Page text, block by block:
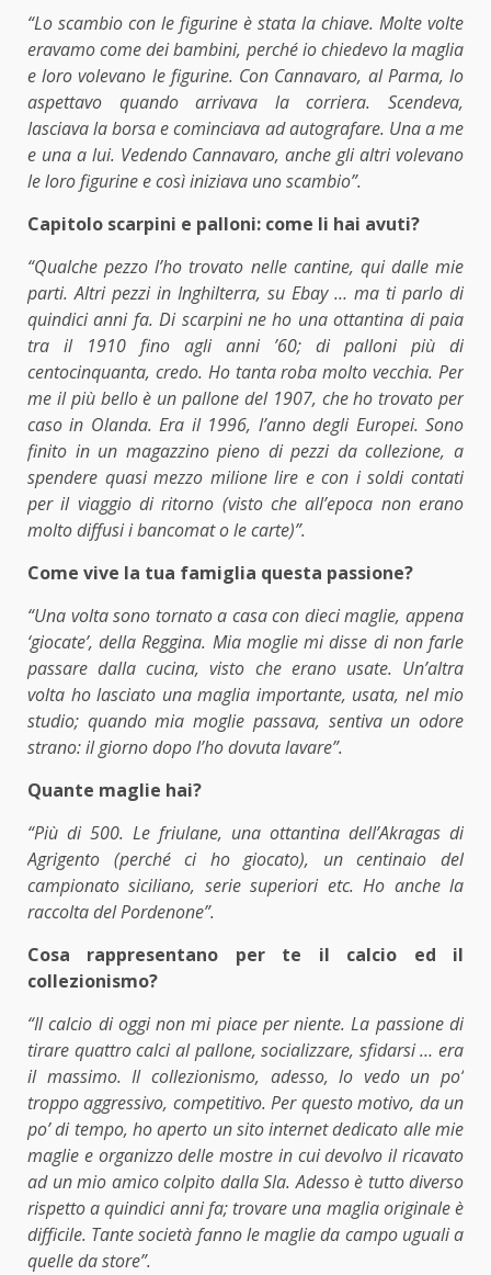
“Lo scambio con le figurine è stata la chiave. Molte volte
eravamo come dei bambini, perché io chiedevo la maglia
e loro volevano le figurine. Con Cannavaro, al Parma, lo
aspettavo quando arrivava la corriera. Scendeva,
lasciava la borsa e cominciava ad autografare. Una a me
e una a lui. Vedendo Cannavaro, anche gli altri volevano
le loro figurine e così iniziava uno scambio”.
Capitolo scarpini e palloni: come li hai avuti?
“Qualche pezzo l’ho trovato nelle cantine, qui dalle mie
parti. Altri pezzi in Inghilterra, su Ebay … ma ti parlo di
quindici anni fa. Di scarpini ne ho una ottantina di paia
tra il 1910 fino agli anni ’60; di palloni più di
centocinquanta, credo. Ho tanta roba molto vecchia. Per
me il più bello è un pallone del 1907, che ho trovato per
caso in Olanda. Era il 1996, l’anno degli Europei. Sono
finito in un magazzino pieno di pezzi da collezione, a
spendere quasi mezzo milione lire e con i soldi contati
per il viaggio di ritorno (visto che all’epoca non erano
molto diffusi i bancomat o le carte)”.
Come vive la tua famiglia questa passione?
“Una volta sono tornato a casa con dieci maglie, appena
‘giocate’, della Reggina. Mia moglie mi disse di non farle
passare dalla cucina, visto che erano usate. Un’altra
volta ho lasciato una maglia importante, usata, nel mio
studio; quando mia moglie passava, sentiva un odore
strano: il giorno dopo l’ho dovuta lavare”.
Quante maglie hai?
“Più di 500. Le friulane, una ottantina dell’Akragas di
Agrigento (perché ci ho giocato), un centinaio del
campionato siciliano, serie superiori etc. Ho anche la
raccolta del Pordenone”.
Cosa rappresentano per te il calcio ed il
collezionismo?
“Il calcio di oggi non mi piace per niente. La passione di
tirare quattro calci al pallone, socializzare, sfidarsi … era
il massimo. Il collezionismo, adesso, lo vedo un po’
troppo aggressivo, competitivo. Per questo motivo, da un
po’ di tempo, ho aperto unsito internetdedicato alle mie
maglie e organizzo delle mostre in cui devolvo il ricavato
ad un mio amico colpito dalla Sla. Adesso è tutto diverso
rispetto a quindici anni fa; trovare una maglia originale è
difficile. Tante società fanno le maglie da campo uguali a
quelle da store”.